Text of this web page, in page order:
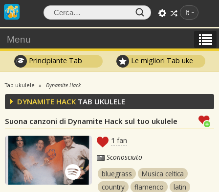
It
Menu
Principiante Tab Le migliori Tab uke
Tab ukulele Dynamite Hack
DYNAMITE HACK TAB UKULELE
Suona canzoni di Dynamite Hack sul tuo ukulele
1 fan
Sconosciuto
bluegrass
Musica celtica
country
flamenco
latin